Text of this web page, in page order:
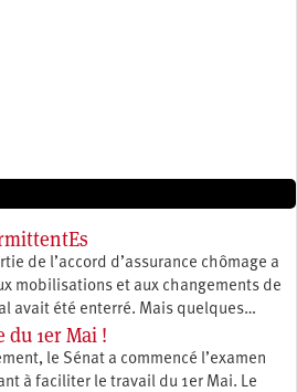
de l’accord d’assurance chômage a
mobilisations et aux changements de
avait été enterré. Mais quelques…
du 1er Mai !
le Sénat a commencé l’examen
à faciliter le travail du 1er Mai. Le